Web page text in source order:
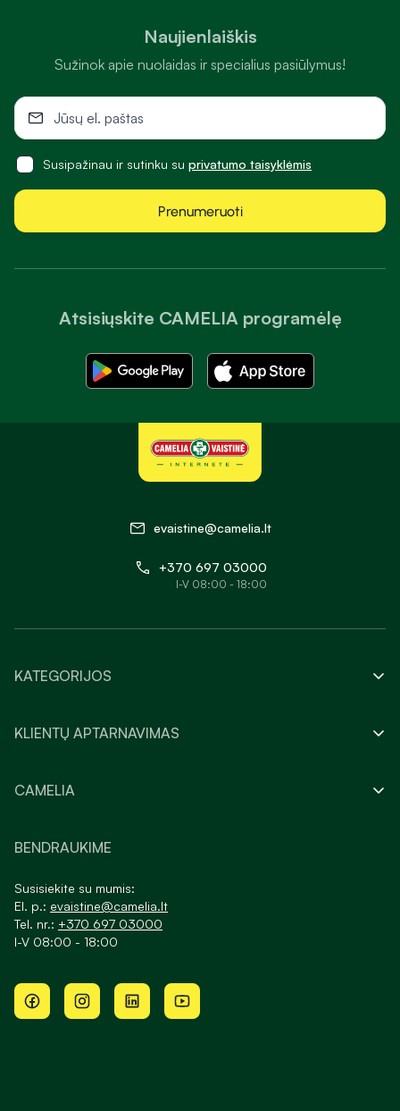
Atsisiųskite CAMELIA programėlę
Naujienlaiškis
Sužinok apie nuolaidas ir specialius pasiūlymus!
Susipažinau ir sutinku su privatumo taisyklėmis
Prenumeruoti
evaistine@camelia.lt
+370 697 03000
I-V 08:00 - 18:00
KATEGORIJOS
KLIENTŲ APTARNAVIMAS
CAMELIA
BENDRAUKIME
Susisiekite su mumis:
El. p.: evaistine@camelia.lt
Tel. nr.: +370 697 03000
I-V 08:00 - 18:00